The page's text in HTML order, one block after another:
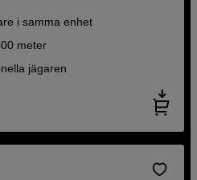
i samma enhet
meter
jägaren